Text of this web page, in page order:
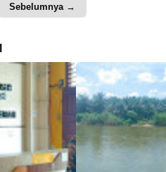
Sebelumnya →